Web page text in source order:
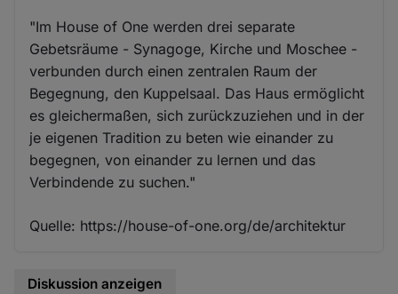
"Im House of One werden drei separate
Gebetsräume - Synagoge, Kirche und Moschee -
verbunden durch einen zentralen Raum der
Begegnung, den Kuppelsaal. Das Haus ermöglicht
es gleichermaßen, sich zurückzuziehen und in der
je eigenen Tradition zu beten wie einander zu
begegnen, von einander zu lernen und das
Verbindende zu suchen."
Quelle: https://house-of-one.org/de/architektur
Diskussion anzeigen